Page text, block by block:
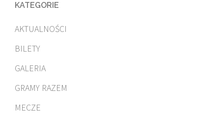
KATEGORIE
AKTUALNOŚCI
BILETY
GALERIA
GRAMY RAZEM
MECZE